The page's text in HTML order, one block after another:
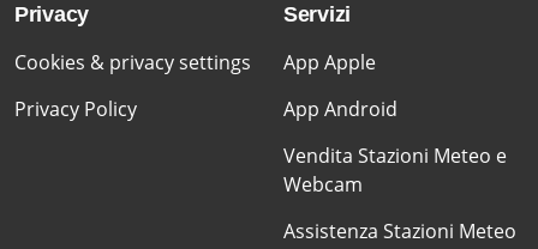
Privacy
Cookies & privacy settings
Privacy Policy
Servizi
App Apple
App Android
Vendita Stazioni Meteo e
Webcam
Assistenza Stazioni Meteo